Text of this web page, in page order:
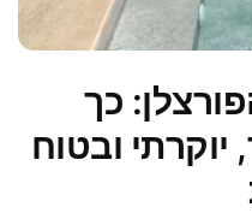
כך
ובטוח